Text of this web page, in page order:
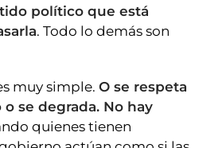
político que está
. Todo lo demás son
muy simple. O se respeta
se degrada. No hay
quienes tienen